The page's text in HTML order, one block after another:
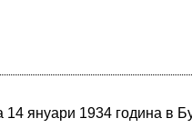
януари 1934 година в